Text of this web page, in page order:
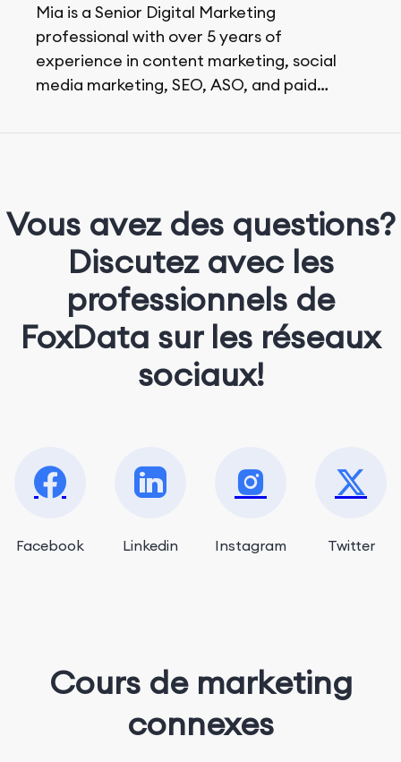
Mia is a Senior Digital Marketing
professional with over 5 years of
experience in content marketing, social
media marketing, SEO, ASO, and paid
Vous avez des questions?
Discutez avec les
professionnels de
FoxData sur les réseaux
sociaux!
Facebook Linkedin Instagram Twitter
Cours de marketing
connexes